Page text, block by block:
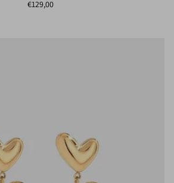
Normaler Preis
€129,00